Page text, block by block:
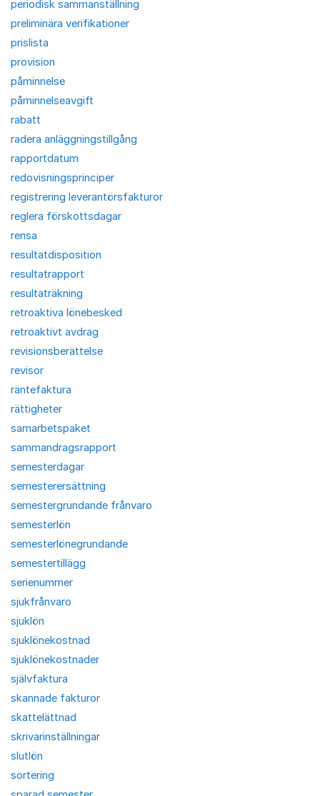
periodisk sammanställning
preliminära verifikationer
prislista
provision
påminnelse
påminnelseavgift
rabatt
radera anläggningstillgång
rapportdatum
redovisningsprinciper
registrering leverantörsfakturor
reglera förskottsdagar
rensa
resultatdisposition
resultatrapport
resultaträkning
retroaktiva lönebesked
retroaktivt avdrag
revisionsberättelse
revisor
räntefaktura
rättigheter
samarbetspaket
sammandragsrapport
semesterdagar
semesterersättning
semestergrundande frånvaro
semesterlön
semesterlönegrundande
semestertillägg
serienummer
sjukfrånvaro
sjuklön
sjuklönekostnad
sjuklönekostnader
självfaktura
skannade fakturor
skattelättnad
skrivarinställningar
slutlön
sortering